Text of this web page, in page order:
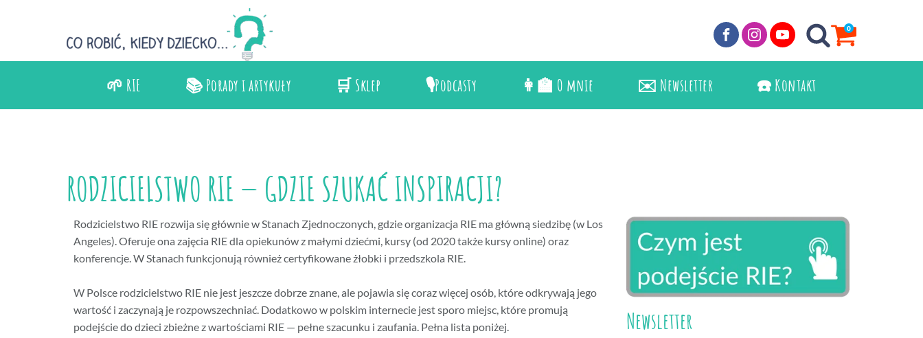
0
🌱 RIE 📚 Porady i artykuły 🛒 Sklep 🎙️Podcasty 👩‍🏫 O mnie ✉️ Newsletter ☎️ Kontakt
RODZICIELSTWO RIE — GDZIE SZUKAĆ INSPIRACJI?
Rodzicielstwo RIE rozwija się głównie w Stanach Zjednoczonych, gdzie organizacja RIE ma główną siedzibę (w Los
Angeles). Oferuje ona zajęcia RIE dla opiekunów z małymi dziećmi, kursy (od 2020 także kursy online) oraz
konferencje. W Stanach funkcjonują również certyfikowane żłobki i przedszkola RIE.
W Polsce rodzicielstwo RIE nie jest jeszcze dobrze znane, ale pojawia się coraz więcej osób, które odkrywają jego
wartość i zaczynają je rozpowszechniać. Dodatkowo w polskim internecie jest sporo miejsc, które promują
podejście do dzieci zbieżne z wartościami RIE — pełne szacunku i zaufania. Pełna lista poniżej.
Newsletter